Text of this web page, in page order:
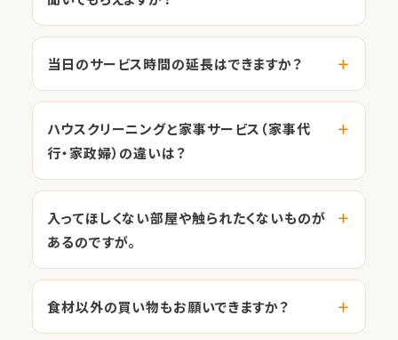
当日のサービス時間の延長はできますか？
ハウスクリーニングと家事サービス（家事代
行・家政婦）の違いは？
入ってほしくない部屋や触られたくないものが
あるのですが。
食材以外の買い物もお願いできますか？